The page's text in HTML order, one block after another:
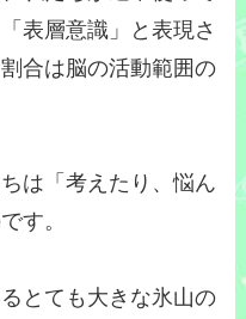
表層意識」と表現さ
合は脳の活動範囲の
は「考えたり、悩ん
す。
とても大きな氷山の